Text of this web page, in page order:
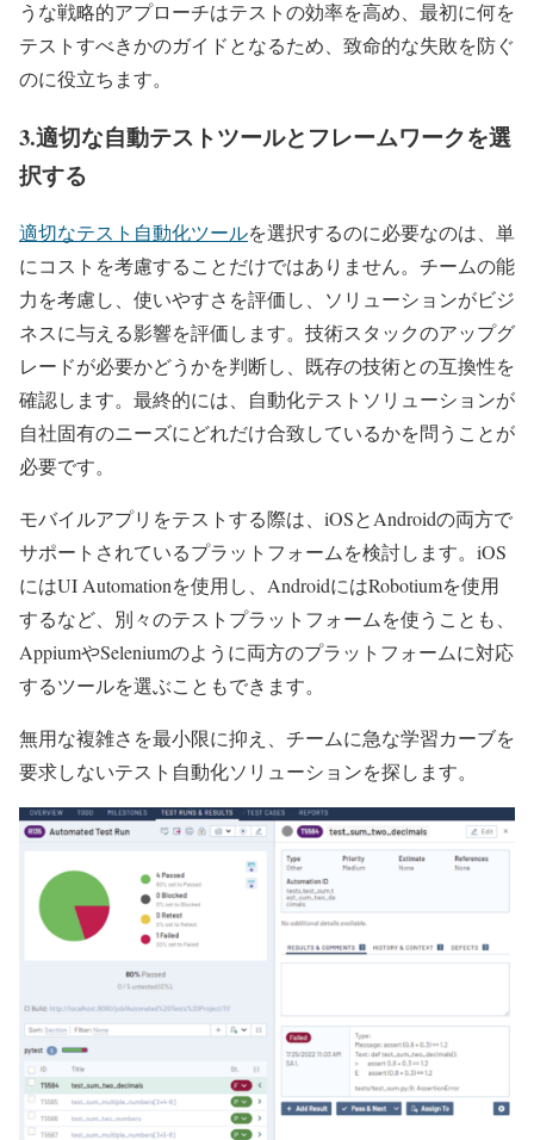
うな戦略的アプローチはテストの効率を高め、最初に何を
テストすべきかのガイドとなるため、致命的な失敗を防ぐ
のに役立ちます。
3.適切な自動テストツールとフレームワークを選
択する
適切なテスト自動化ツールを選択するのに必要なのは、単
にコストを考慮することだけではありません。チームの能
力を考慮し、使いやすさを評価し、ソリューションがビジ
ネスに与える影響を評価します。技術スタックのアップグ
レードが必要かどうかを判断し、既存の技術との互換性を
確認します。最終的には、自動化テストソリューションが
自社固有のニーズにどれだけ合致しているかを問うことが
必要です。
モバイルアプリをテストする際は、iOSとAndroidの両方で
サポートされているプラットフォームを検討します。iOS
にはUI Automationを使用し、AndroidにはRobotiumを使用
するなど、別々のテストプラットフォームを使うことも、
AppiumやSeleniumのように両方のプラットフォームに対応
するツールを選ぶこともできます。
無用な複雑さを最小限に抑え、チームに急な学習カーブを
要求しないテスト自動化ソリューションを探します。